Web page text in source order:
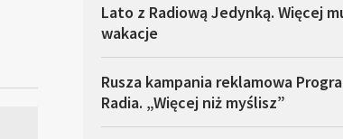
Lato z Radiową Jedynką. Więcej
wakacje
Rusza kampania reklamowa
Radia. „Więcej niż myślisz”